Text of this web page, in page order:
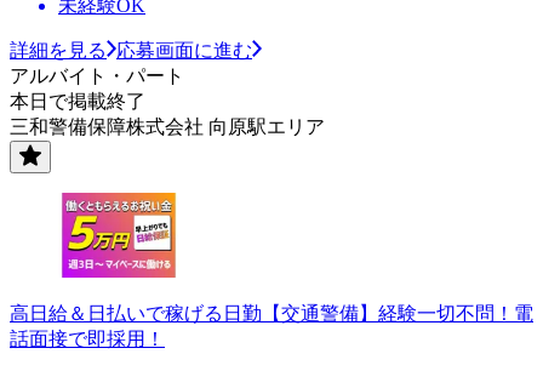
未経験OK
詳細を見る
応募画面に進む
アルバイト・パート
本日で掲載終了
三和警備保障株式会社 向原駅エリア
高日給＆日払いで稼げる日勤【交通警備】経験一切不問！電
話面接で即採用！